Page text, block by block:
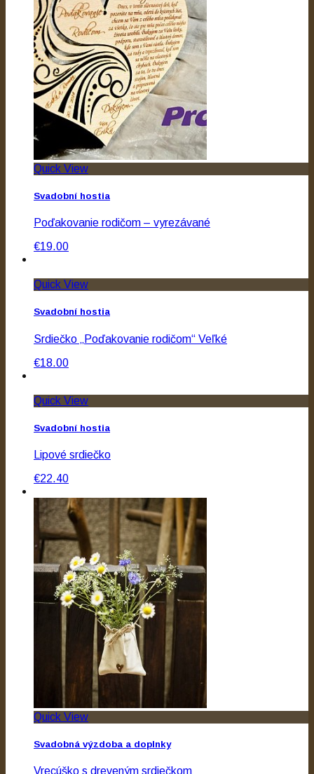
Quick View
Svadobní hostia
Poďakovanie rodičom – vyrezávané
€19.00
Quick View
Svadobní hostia
Srdiečko „Poďakovanie rodičom“ Veľké
€18.00
Quick View
Svadobní hostia
Lipové srdiečko
€22.40
Quick View
Svadobná výzdoba a doplnky
Vrecúško s dreveným srdiečkom